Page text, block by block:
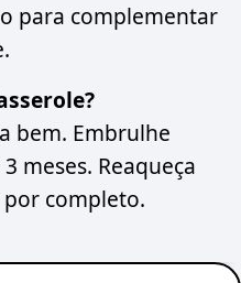
para complementar
bem. Embrulhe
meses. Reaqueça
completo.